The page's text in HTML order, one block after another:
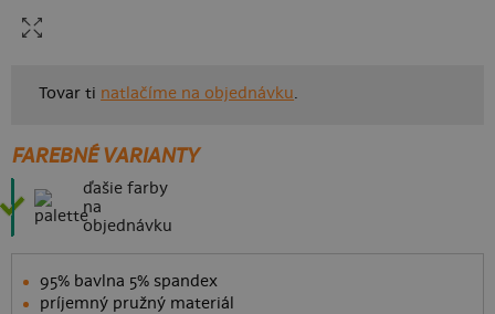
Tovar ti natlačíme na objednávku.
FAREBNÉ VARIANTY
ďašie farby
na
objednávku
95% bavlna 5% spandex
príjemný pružný materiál